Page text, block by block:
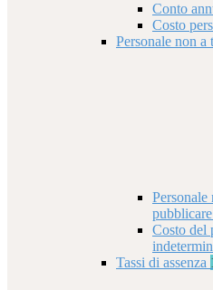
Conto
Costo
Personale non a
Personale
Costo del
Tassi di assenza